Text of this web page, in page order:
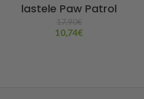
lastele Paw Patrol
17,90€
10,74€